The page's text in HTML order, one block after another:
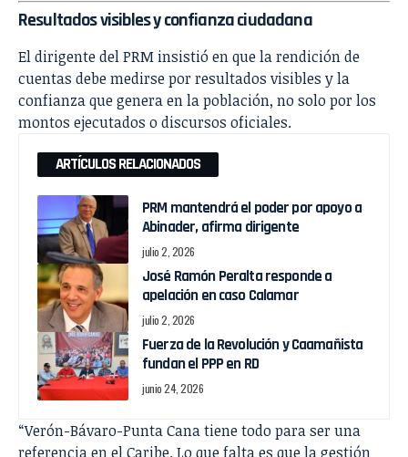
Resultados visibles y confianza ciudadana
El dirigente del PRM insistió en que la rendición de
cuentas debe medirse por resultados visibles y la
confianza que genera en la población, no solo por los
montos ejecutados o discursos oficiales.
ARTÍCULOS RELACIONADOS
PRM mantendrá el poder por apoyo a
Abinader, afirma dirigente
julio 2, 2026
José Ramón Peralta responde a
apelación en caso Calamar
julio 2, 2026
Fuerza de la Revolución y Caamañista
fundan el PPP en RD
junio 24, 2026
“Verón-Bávaro-Punta Cana tiene todo para ser una
referencia en el Caribe. Lo que falta es que la gestión